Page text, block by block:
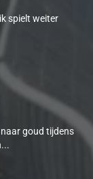
spielt weiter
goud tijdens